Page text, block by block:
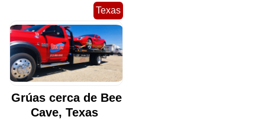
Texas
Grúas cerca de Bee
Cave, Texas